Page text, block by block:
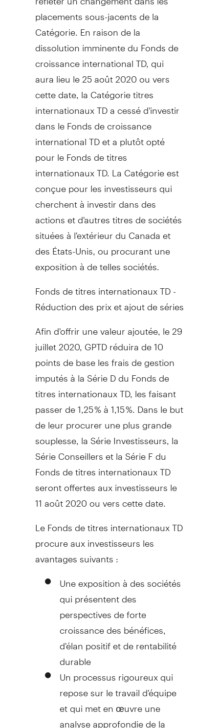
placements sous-jacents de la
Catégorie. En raison de la
dissolution imminente du Fonds de
croissance international TD, qui
aura lieu le 25 août 2020 ou vers
cette date, la Catégorie titres
internationaux TD a cessé d'investir
dans le Fonds de croissance
international TD et a plutôt opté
pour le Fonds de titres
internationaux TD. La Catégorie est
conçue pour les investisseurs qui
cherchent à investir dans des
actions et d'autres titres de sociétés
situées à l'extérieur du Canadaet
des États-Unis, ou procurant une
exposition à de telles sociétés.
Fonds de titres internationaux TD -
Réduction des prix et ajout de séries
Afin d'offrir une valeur ajoutée, le 29
juillet 2020, GPTD réduira de 10
points de base les frais de gestion
imputés à la Série D du Fonds de
titres internationaux TD, les faisant
passer de 1,25 % à 1,15 %. Dans le but
de leur procurer une plus grande
souplesse, la Série Investisseurs, la
Série Conseillers et la Série F du
Fonds de titres internationaux TD
seront offertes aux investisseurs le
11 août 2020 ou vers cette date.
Le Fonds de titres internationaux TD
procure aux investisseurs les
avantages suivants :
Une exposition à des sociétés
qui présentent des
perspectives de forte
croissance des bénéfices,
d'élan positif et de rentabilité
durable
Un processus rigoureux qui
repose sur le travail d'équipe
et qui met en œuvre une
analyse approfondie de la